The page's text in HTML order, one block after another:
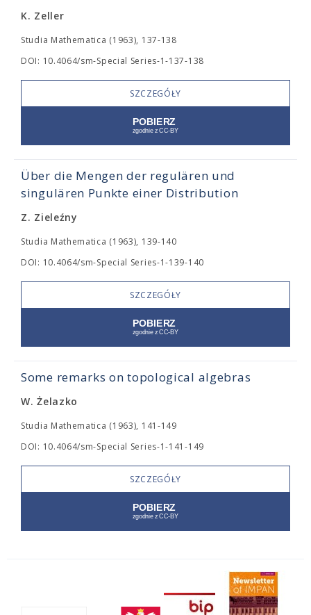
K. Zeller
Studia Mathematica (1963), 137-138
DOI: 10.4064/sm-Special Series-1-137-138
SZCZEGÓŁY
Über die Mengen der regulären und
singulären Punkte einer Distribution
Z. Zieleźny
Studia Mathematica (1963), 139-140
DOI: 10.4064/sm-Special Series-1-139-140
SZCZEGÓŁY
Some remarks on topological algebras
W. Żelazko
Studia Mathematica (1963), 141-149
DOI: 10.4064/sm-Special Series-1-141-149
SZCZEGÓŁY